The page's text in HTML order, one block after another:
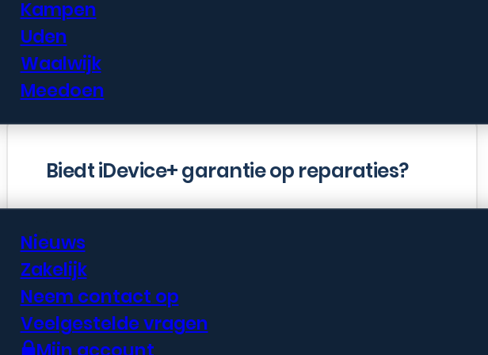
Kampen
Uden
Waalwijk
Meedoen
Nieuws
Zakelijk
Neem contact op
Veelgestelde vragen
Mijn account
Biedt iDevice+ garantie op reparaties?
Ja, we bieden een garantie op al onze
reparaties. De garantieperiode kan variëren
afhankelijk van het type reparatie en de